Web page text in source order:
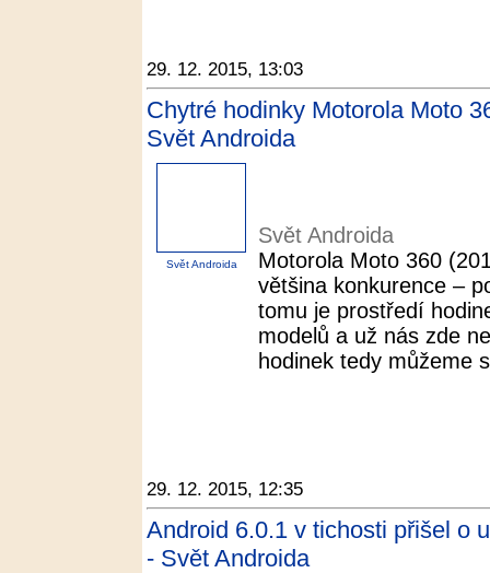
29. 12. 2015, 13:03
Chytré hodinky Motorola Moto
Svět Androida
Svět Androida
Svět Androida
Motorola Moto 360
většina konkurence –
tomu je prostředí
modelů a už nás zde
hodinek tedy můžeme
29. 12. 2015, 12:35
Android 6.0.1 v tichosti přišel o
- Svět Androida